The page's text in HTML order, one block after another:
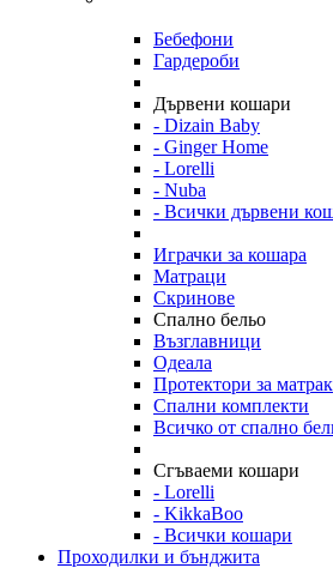
Бебефони
Гардероби
Дървени кошари
- Dizain Baby
- Ginger Home
- Lorelli
- Nuba
- Всички дървени
Играчки за кошара
Матраци
Скринове
Спално бельо
Възглавници
Одеала
Протектори за матрак
Спални комплекти
Всичко от спално
Сгъваеми кошари
- Lorelli
- KikkaBoo
- Всички кошари
Проходилки и бънджита